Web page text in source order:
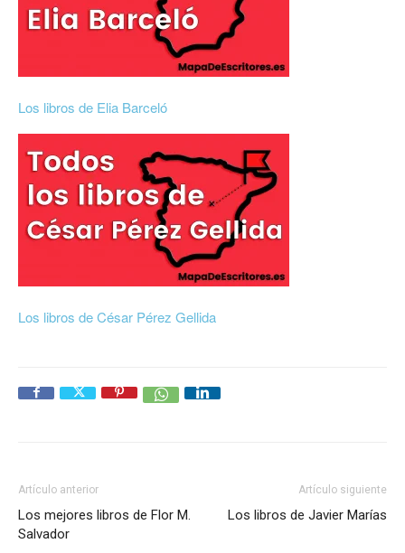
Los libros de Elia Barceló
Los libros de César Pérez Gellida
Artículo anterior
Los mejores libros de Flor M.
Salvador
Artículo siguiente
Los libros de Javier Marías